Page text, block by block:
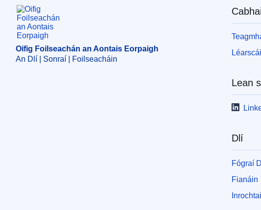
Oifig Foilseachán an Aontais Eorpaigh
Oifig Foilseachán an Aontais Eorpaigh
An Dlí | Sonraí | Foilseacháin
Lean
Dlí
Fógraí
Fianáin